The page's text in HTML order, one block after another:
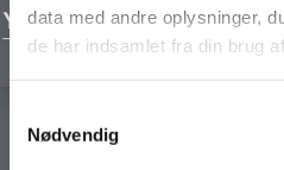
data med andre oplysninger,
de har indsamlet fra din brug
Nødvendig
Ydeevne